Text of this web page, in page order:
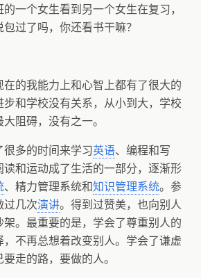
一个女生看到另一个女生在复习，
过了吗，你还看书干嘛？
的我能力上和心智上都有了很大的
和学校没有关系，从小到大，学校
阻碍，没有之一。
多的时间来学习英语、编程和写
和运动成了生活的一部分，逐渐形
、精力管理系统和知识管理系统。参
过几次演讲。得到过赞美，也向别人
。最重要的是，学会了尊重别人的
不再总想着改变别人。学会了谦虚
走的路，要做的人。